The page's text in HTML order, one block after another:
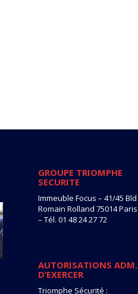
GROUPE TRIOMPHE
SECURITE
Immeuble Focus – 41/45 Bld
Romain Rolland 75014 Paris
– Tél. 01 48 24 27 72
AUTORISATIONS ADM.
D’EXERCER
Triomphe Sécurité :